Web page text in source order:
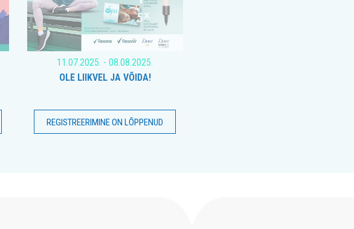
11.07.2025. - 08.08.2025.
OLE LIIKVEL JA VÕIDA!
REGISTREERIMINE ON LÕPPENUD